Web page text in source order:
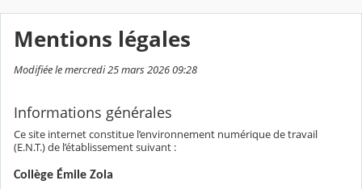
Mentions légales
Modifiée le mercredi 25 mars 2026 09:28
Informations générales
Ce site internet constitue l’environnement numérique de travail
(E.N.T.) de l’établissement suivant :
Collège Émile Zola